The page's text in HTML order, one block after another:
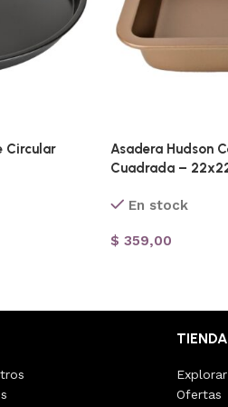
Circular
Asadera Hudson
Cuadrada –
En stock
$ 359,00
TIENDA
Ofertas